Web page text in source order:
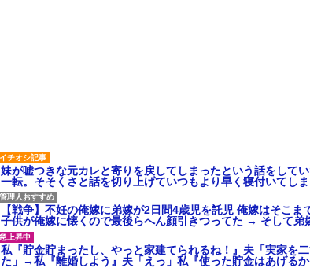
妹が嘘つきな元カレと寄りを戻してしまったという話をして
一転。そそくさと話を切り上げていつもより早く寝付いて
【戦争】不妊の俺嫁に弟嫁が2日間4歳児を託児 俺嫁はそこ
子供が俺嫁に懐くので最後らへん顔引きつってた → そして
私『貯金貯まったし、やっと家建てられるね！』夫「実家を
た」→私『離婚しよう』夫「えっ」私『使った貯金はあげる